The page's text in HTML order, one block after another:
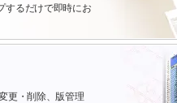
するだけで即時にお
更・削除、版管理